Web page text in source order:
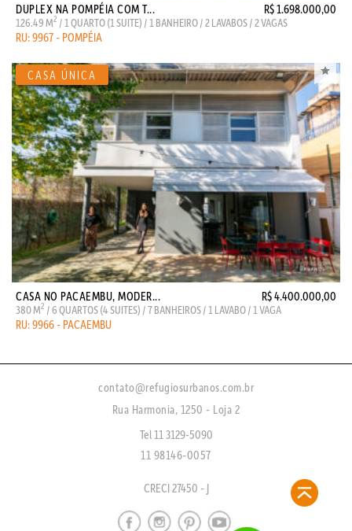
DUPLEX NA POMPÉIA COM T... R$ 1.698.000,00
126.49 M2 / 1 QUARTO (1 SUITE) / 1 BANHEIRO / 2 LAVABOS / 2 VAGAS
RU: 9967 - POMPÉIA
CASA NO PACAEMBU, MODER... R$ 4.400.000,00
380 M2 / 6 QUARTOS (4 SUITES) / 7 BANHEIROS / 1 LAVABO / 1 VAGA
RU: 9966 - PACAEMBU
contato@refugiosurbanos.com.br
Rua Harmonia, 1250 - Loja 2
Tel 11 3129-5090
11 98146-0057
CRECI 27450 - J